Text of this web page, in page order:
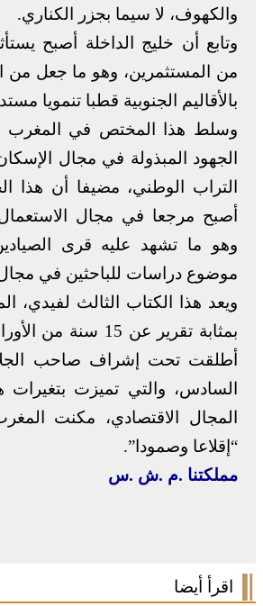
والكهوف، لا سيما بجزر الكناري.
وتابع أن خليج الداخلة أصبح
من المستثمرين، وهو ما جعل من
بالأقاليم الجنوبية قطبا تنمويا
وسلط هذا المختص في المغرب
الجهود المبذولة في مجال
التراب الوطني، مضيفا أن هذا
أصبح مرجعا في مجال الاستعمال
وهو ما تشهد عليه قرى
موضوع دراسات للباحثين في مجال
ويعد هذا الكتاب الثالث لفيدي،
بمثابة تقرير عن 15
أطلقت تحت إشراف صاحب
السادس، والتي تميزت
المجال الاقتصادي، مكنت
“إقلاعا وصمودا”.
مملكتنا .م .ش .س
اقرأ أيضا